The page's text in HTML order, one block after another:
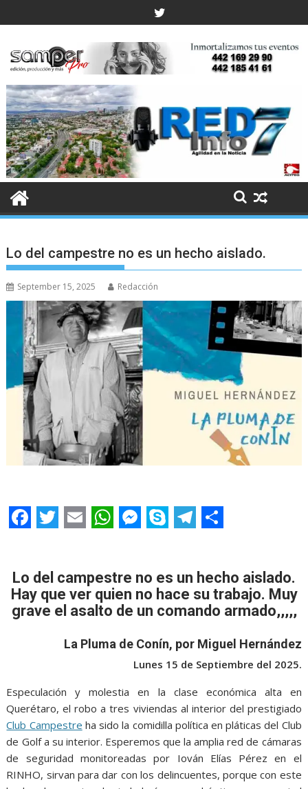
to
Lo del campestre no es un hecho aislado.
September 15, 2025 Redacción
c
e
b
k
i
t
a
i
a
t
A
p
s
s
n
e
r
y
p
l
e
r
a
m
a
r
Lo del campestre no es un hecho aislado.
Hay que ver quien no hace su trabajo. Muy
grave el asalto de un comando armado,,,,,
La Pluma de Conín, por Miguel Hernández
Lunes 15 de Septiembre del 2025.
Especulación y molestia en la clase económica alta en
Querétaro, el robo a tres viviendas al interior del prestigiado
Club Campestre ha sido la comidilla política en pláticas del Club
de Golf a su interior. Esperemos que la amplia red de cámaras
de seguridad monitoreadas por Iován Elías Pérez en el
RINHO, sirvan para dar con los delincuentes, porque con este